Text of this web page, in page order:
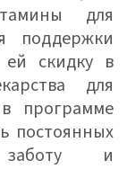
для
поддержки
скидку в
для
программе
постоянных
заботу и